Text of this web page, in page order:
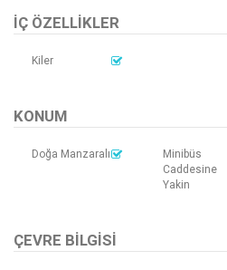
İÇ ÖZELLIKLER
Kiler
KONUM
Doğa Manzaralı
Minibüs
Caddesine
Yakin
ÇEVRE BILGISI